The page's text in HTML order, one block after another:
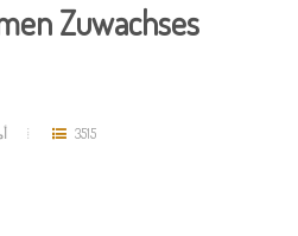
Zuwachses
3515